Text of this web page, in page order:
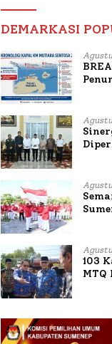
DEMARKASI
103
MTQ